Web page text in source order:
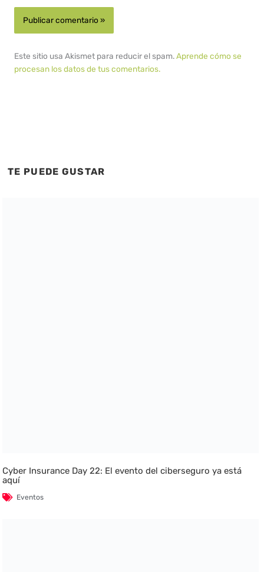
Este sitio usa Akismet para reducir el spam.Aprende cómo se
procesan los datos de tus comentarios.
TE PUEDE GUSTAR
Cyber Insurance Day 22: El evento del ciberseguro ya está
aquí
Eventos